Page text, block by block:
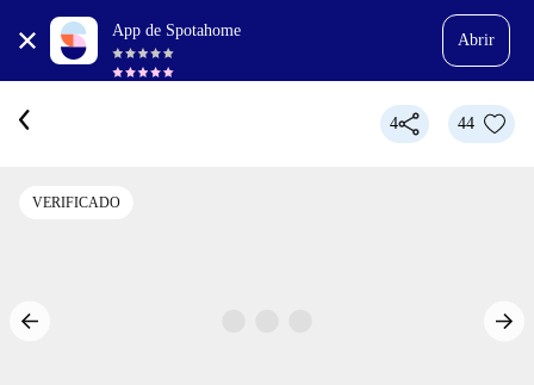
App de Spotahome
Abrir
4 44
VERIFICADO